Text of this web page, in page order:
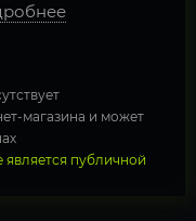
магазина и может
публичной